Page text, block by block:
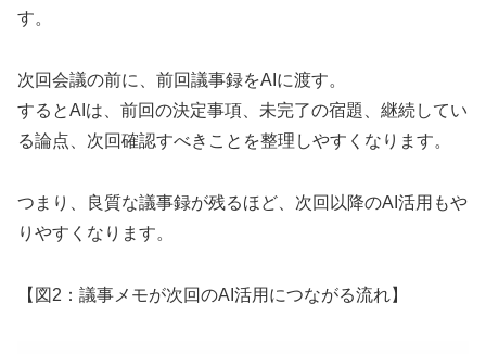
す。
次回会議の前に、前回議事録をAIに渡す。
するとAIは、前回の決定事項、未完了の宿題、継続してい
る論点、次回確認すべきことを整理しやすくなります。
つまり、良質な議事録が残るほど、次回以降のAI活用もや
りやすくなります。
【図2：議事メモが次回のAI活用につながる流れ】